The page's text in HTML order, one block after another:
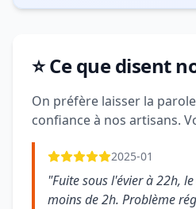
⭐ Ce que disent
On préfère laisser la
confiance à nos artisans.
2025-01
"Fuite sous l'évier à 22h,
moins de 2h. Problème